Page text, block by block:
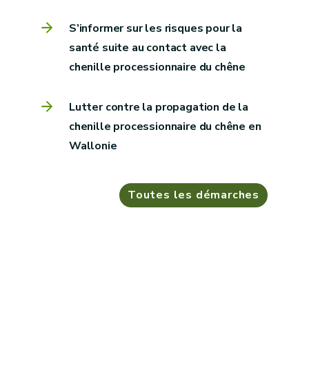
S’informer sur les risques pour la
santé suite au contact avec la
chenille processionnaire du chêne
Lutter contre la propagation de la
chenille processionnaire du chêne en
Wallonie
Toutes les démarches